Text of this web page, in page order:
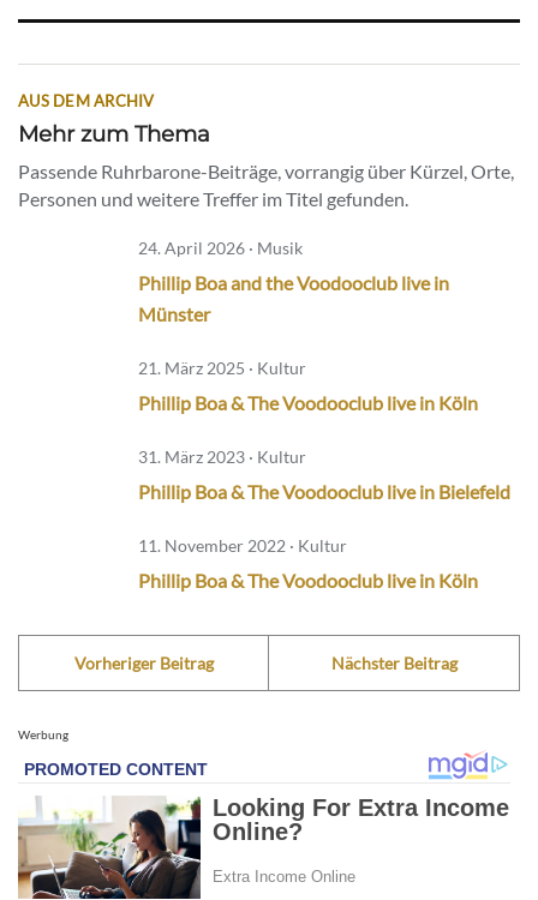
AUS DEM ARCHIV
Mehr zum Thema
Passende Ruhrbarone-Beiträge, vorrangig über Kürzel, Orte,
Personen und weitere Treffer im Titel gefunden.
24. April 2026 · Musik
Phillip Boa and the Voodooclub live in
Münster
21. März 2025 · Kultur
Phillip Boa & The Voodooclub live in Köln
31. März 2023 · Kultur
Phillip Boa & The Voodooclub live in Bielefeld
11. November 2022 · Kultur
Phillip Boa & The Voodooclub live in Köln
Vorheriger Beitrag Nächster Beitrag
Werbung